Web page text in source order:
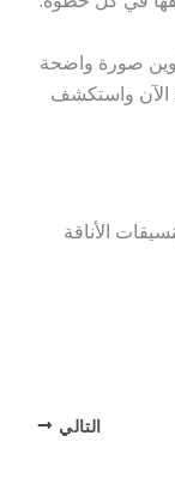
صورة واضحة
الآن واستكشف
الأناقة
التالي